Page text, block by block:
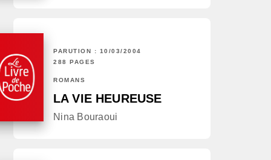
PARUTION : 10/03/2004
288 PAGES
ROMANS
LA VIE HEUREUSE
Nina Bouraoui